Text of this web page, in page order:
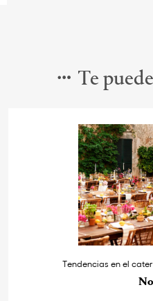
Te
Tendencias en el